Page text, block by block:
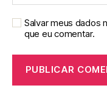
Salvar meus dados
que eu comentar.